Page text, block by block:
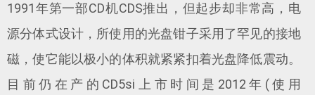
1991年第一部CD机CDS推出，但起步却非常高，电
源分体式设计，所使用的光盘钳子采用了罕见的接地
磁，使它能以极小的体积就紧紧扣着光盘降低震动。
目前仍在产的CD5si上市时间是2012年(使用